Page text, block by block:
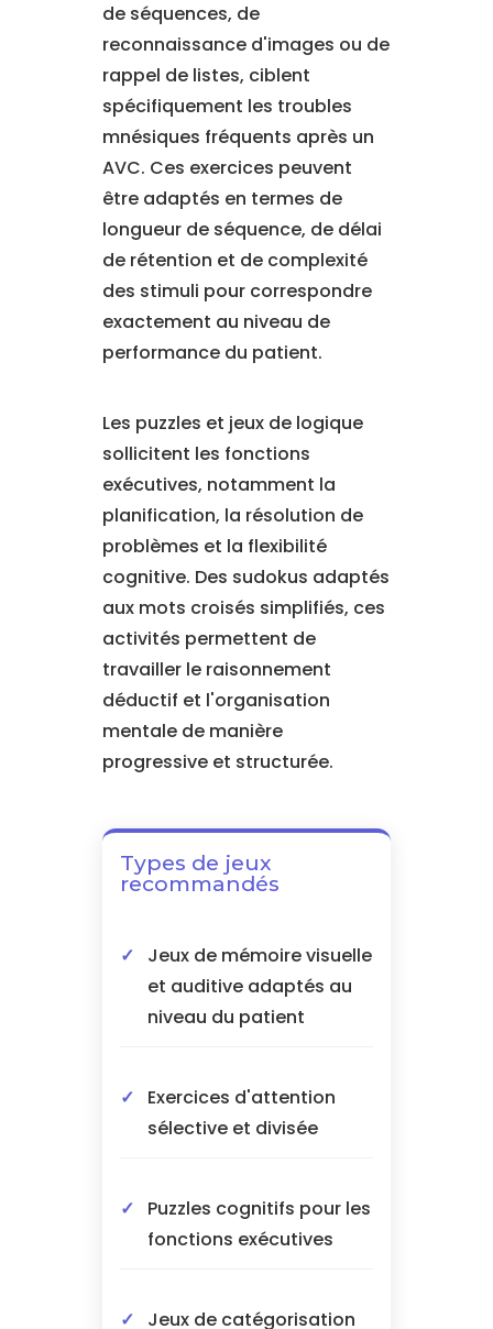
de séquences, de
reconnaissance d'images ou de
rappel de listes, ciblent
spécifiquement les troubles
mnésiques fréquents après un
AVC. Ces exercices peuvent
être adaptés en termes de
longueur de séquence, de délai
de rétention et de complexité
des stimuli pour correspondre
exactement au niveau de
performance du patient.
Les puzzles et jeux de logique
sollicitent les fonctions
exécutives, notamment la
planification, la résolution de
problèmes et la flexibilité
cognitive. Des sudokus adaptés
aux mots croisés simplifiés, ces
activités permettent de
travailler le raisonnement
déductif et l'organisation
mentale de manière
progressive et structurée.
Types de jeux
recommandés
Jeux de mémoire visuelle
et auditive adaptés au
niveau du patient
Exercices d'attention
sélective et divisée
Puzzles cognitifs pour les
fonctions exécutives
Jeux de catégorisation